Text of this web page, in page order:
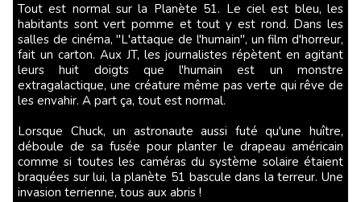
Tout est normal sur la Planète 51. Le ciel est bleu, les
habitants sont vert pomme et tout y est rond. Dans les
salles de cinéma, "L'attaque de l'humain", un film d'horreur,
fait un carton. Aux JT, les journalistes répètent en agitant
leurs huit doigts que l'humain est un monstre
extragalactique, une créature même pas verte qui rêve de
les envahir. A part ça, tout est normal.
Lorsque Chuck, un astronaute aussi futé qu'une huître,
déboule de sa fusée pour planter le drapeau américain
comme si toutes les caméras du système solaire étaient
braquées sur lui, la planète 51 bascule dans la terreur. Une
invasion terrienne, tous aux abris !